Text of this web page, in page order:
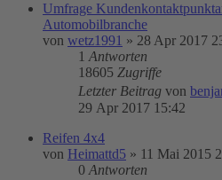
Umfrage
Automobilbranche
von wetz1991 » 28 Apr 2017
1 Antworten
18605 Zugriffe
Letzter Beitrag von
29 Apr 2017 15:42
Reifen 4x4
von Heimattd5 » 11 Mai 2015
0 Antworten